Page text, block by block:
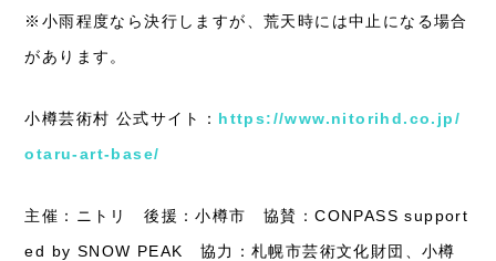
※小雨程度なら決行しますが、荒天時には中止になる場合
があります。
小樽芸術村 公式サイト： https://www.nitorihd.co.jp/
otaru-art-base/
主催：ニトリ 後援：小樽市 協賛：CONPASS support
ed by SNOW PEAK 協力：札幌市芸術文化財団、小樽